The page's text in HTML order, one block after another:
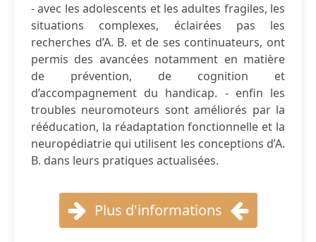
- avec les adolescents et les adultes fragiles, les
situations complexes, éclairées pas les
recherches d’A. B. et de ses continuateurs, ont
permis des avancées notamment en matière
de prévention, de cognition et
d’accompagnement du handicap. - enfin les
troubles neuromoteurs sont améliorés par la
rééducation, la réadaptation fonctionnelle et la
neuropédiatrie qui utilisent les conceptions d’A.
B. dans leurs pratiques actualisées.
Plus d'informations